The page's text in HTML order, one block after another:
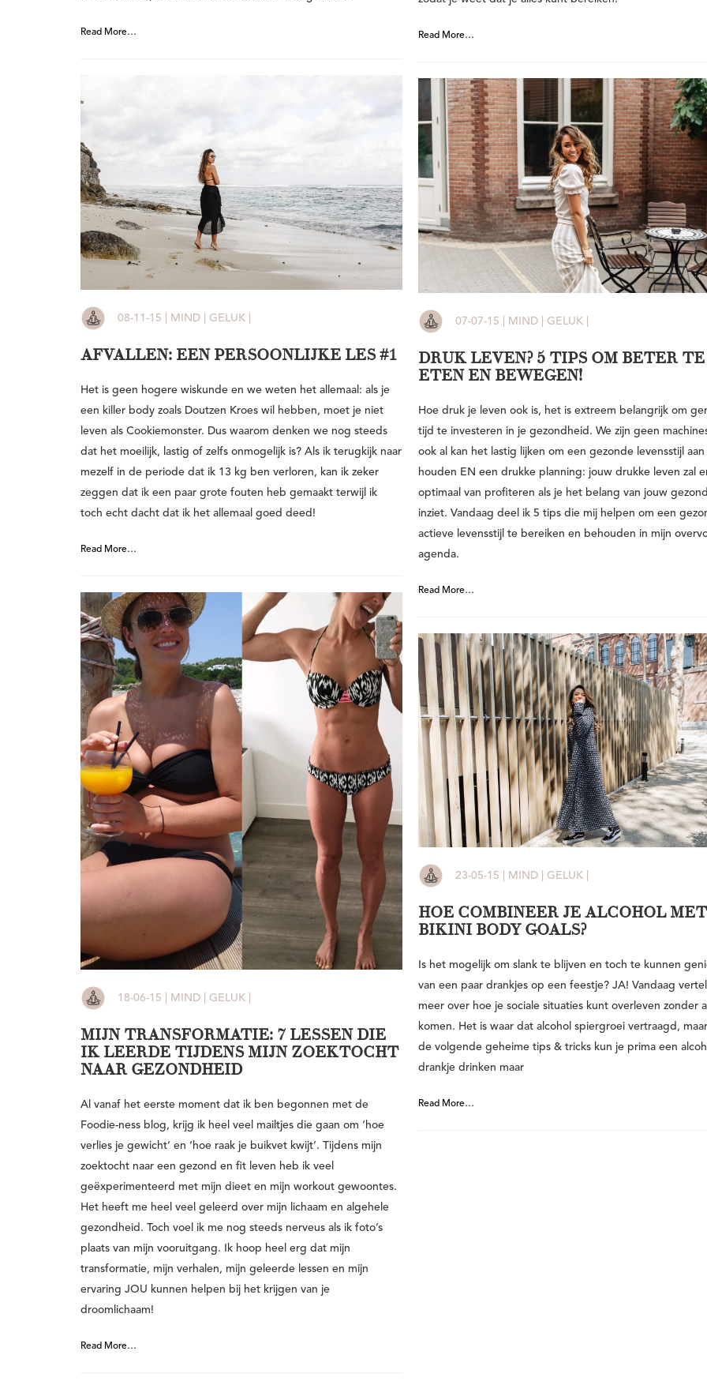
Read More…
Read More…
08-11-15 | MIND | GELUK |
AFVALLEN: EEN PERSOONLIJKE LES #1
Het is geen hogere wiskunde en we weten het allemaal: als je
een killer body zoals Doutzen Kroes wil hebben, moet je niet
leven als Cookiemonster. Dus waarom denken we nog steeds
dat het moeilijk, lastig of zelfs onmogelijk is? Als ik terugkijk naar
mezelf in de periode dat ik 13 kg ben verloren, kan ik zeker
zeggen dat ik een paar grote fouten heb gemaakt terwijl ik
toch echt dacht dat ik het allemaal goed deed!
Read More…
07-07-15 | MIND | GELUK |
DRUK LEVEN? 5 TIPS OM BETER TE
ETEN EN BEWEGEN!
Hoe druk je leven ook is, het is extreem belangrijk om
tijd te investeren in je gezondheid. We zijn geen
ook al kan het lastig lijken om een gezonde levensstijl aan
houden EN een drukke planning: jouw drukke leven zal
optimaal van profiteren als je het belang van jouw
inziet. Vandaag deel ik 5 tips die mij helpen om een
actieve levensstijl te bereiken en behouden in mijn
agenda.
Read More…
18-06-15 | MIND | GELUK |
MIJN TRANSFORMATIE: 7 LESSEN DIE
IK LEERDE TIJDENS MIJN ZOEKTOCHT
NAAR GEZONDHEID
Al vanaf het eerste moment dat ik ben begonnen met de
Foodie-ness blog, krijg ik heel veel mailtjes die gaan om ‘hoe
verlies je gewicht’ en ‘hoe raak je buikvet kwijt’. Tijdens mijn
zoektocht naar een gezond en fit leven heb ik veel
geëxperimenteerd met mijn dieet en mijn workout gewoontes.
Het heeft me heel veel geleerd over mijn lichaam en algehele
gezondheid. Toch voel ik me nog steeds nerveus als ik foto’s
plaats van mijn vooruitgang. Ik hoop heel erg dat mijn
transformatie, mijn verhalen, mijn geleerde lessen en mijn
ervaring JOU kunnen helpen bij het krijgen van je
droomlichaam!
Read More…
23-05-15 | MIND | GELUK |
HOE COMBINEER JE ALCOHOL
BIKINI BODY GOALS?
Is het mogelijk om slank te blijven en toch te kunnen
van een paar drankjes op een feestje? JA! Vandaag
meer over hoe je sociale situaties kunt overleven zonder
komen. Het is waar dat alcohol spiergroei vertraagd,
de volgende geheime tips & tricks kun je prima een
drankje drinken maar
Read More…